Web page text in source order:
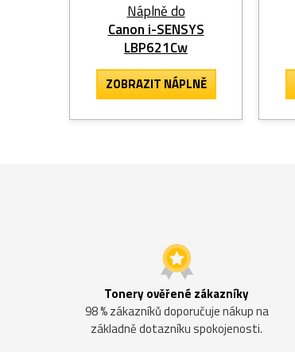
Náplně do
Canon i-SENSYS
LBP621Cw
ZOBRAZITNÁPLNĚ
Tonery ověřené zákazníky
98 % zákazníků doporučuje nákup na
základně dotazníku spokojenosti.